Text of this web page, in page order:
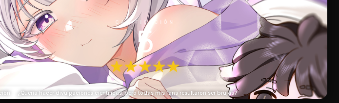
¿Queria hacer divulgaciónes científicas, pero todas mis fans resultaron ser brujas?
CALIFICACIÓN
5